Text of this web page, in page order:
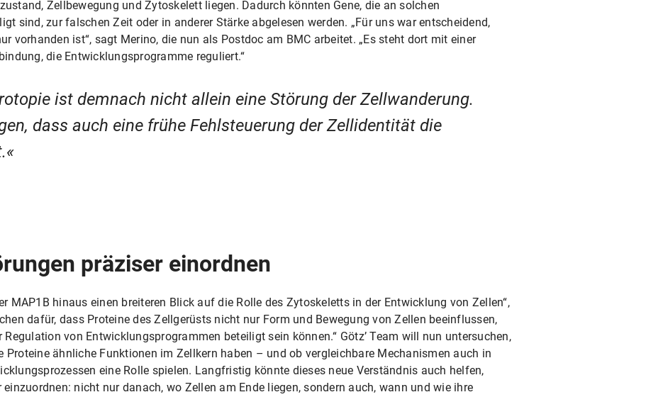
Zellbewegung und Zytoskelett liegen. Dadurch könnten Gene, die an solchen
sind, zur falschen Zeit oder in anderer Stärke abgelesen werden. „Für uns war entscheidend,
vorhanden ist“, sagt Merino, die nun als Postdoc am BMC arbeitet. „Es steht dort mit einer
die Entwicklungsprogramme reguliert.“
ist demnach nicht allein eine Störung der Zellwanderung.
dass auch eine frühe Fehlsteuerung der Zellidentität die
präziser einordnen
MAP1B hinaus einen breiteren Blick auf die Rolle des Zytoskeletts in der Entwicklung von Zellen“,
dafür, dass Proteine des Zellgerüsts nicht nur Form und Bewegung von Zellen beeinflussen,
von Entwicklungsprogrammen beteiligt sein können.“ Götz’ Team will nun untersuchen,
Proteine ähnliche Funktionen im Zellkern haben – und ob vergleichbare Mechanismen auch in
eine Rolle spielen. Langfristig könnte dieses neue Verständnis auch helfen,
nicht nur danach, wo Zellen am Ende liegen, sondern auch, wann und wie ihre